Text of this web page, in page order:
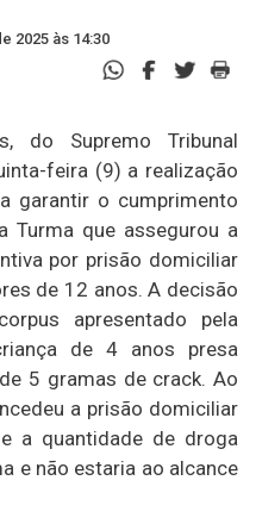
2025 às 14:30
do Supremo Tribunal
feira (9) a realização
garantir o cumprimento
Turma que assegurou a
por prisão domiciliar
de 12 anos. A decisão
apresentado pela
de 4 anos presa
5 gramas de crack. Ao
a prisão domiciliar
a quantidade de droga
e não estaria ao alcance